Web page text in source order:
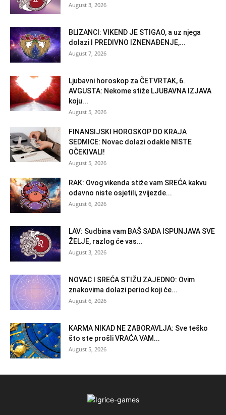
August 3, 2026
BLIZANCI: VIKEND JE STIGAO, a uz njega
dolazi I PREDIVNO IZNENAĐENJE,...
August 7, 2026
Ljubavni horoskop za ČETVRTAK, 6.
AVGUSTA: Nekome stiže LJUBAVNA IZJAVA
koju...
August 5, 2026
FINANSIJSKI HOROSKOP DO KRAJA
SEDMICE: Novac dolazi odakle NISTE
OČEKIVALI!
August 5, 2026
RAK: Ovog vikenda stiže vam SREĆA kakvu
odavno niste osjetili, zvijezde...
August 6, 2026
LAV: Sudbina vam BAŠ SADA ISPUNJAVA SVE
ŽELJE, razlog će vas...
August 3, 2026
NOVAC I SREĆA STIŽU ZAJEDNO: Ovim
znakovima dolazi period koji će...
August 6, 2026
KARMA NIKAD NE ZABORAVLJA: Sve teško
što ste prošli VRAĆA VAM...
August 5, 2026